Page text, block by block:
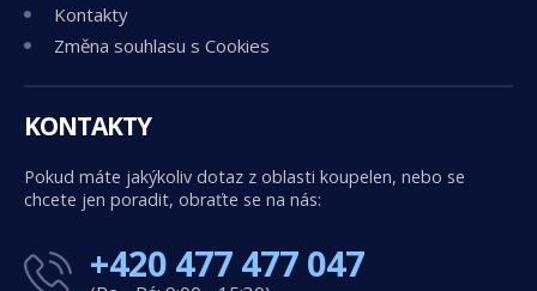
Kontakty
Změna souhlasu s Cookies
KONTAKTY
Pokud máte jakýkoliv dotaz z oblasti koupelen, nebo se
chcete jen poradit, obraťte se na nás:
+420 477 477 047